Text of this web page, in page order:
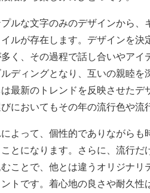
プルな文字のみのデザインから
ルが存在します。デザインを
多く、その過程で話し合いやア
ルディングとなり、互いの親睦
最新のトレンドを反映させた
びにおいてもその年の流行色や流
によって、個性的でありながら
とになります。さらに、流行
むことで、他とは違うオリジナ
トです。着心地の良さや耐久